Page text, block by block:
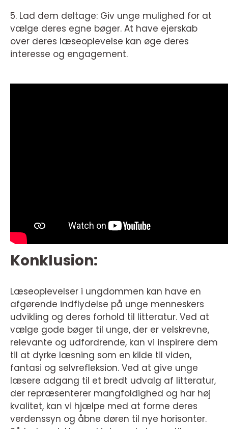
5. Lad dem deltage: Giv unge mulighed for at
vælge deres egne bøger. At have ejerskab
over deres læseoplevelse kan øge deres
interesse og engagement.
Konklusion:
Læseoplevelser i ungdommen kan have en
afgørende indflydelse på unge menneskers
udvikling og deres forhold til litteratur. Ved at
vælge gode bøger til unge, der er velskrevne,
relevante og udfordrende, kan vi inspirere dem
til at dyrke læsning som en kilde til viden,
fantasi og selvrefleksion. Ved at give unge
læsere adgang til et bredt udvalg af litteratur,
der repræsenterer mangfoldighed og har høj
kvalitet, kan vi hjælpe med at forme deres
verdenssyn og åbne døren til nye horisonter.